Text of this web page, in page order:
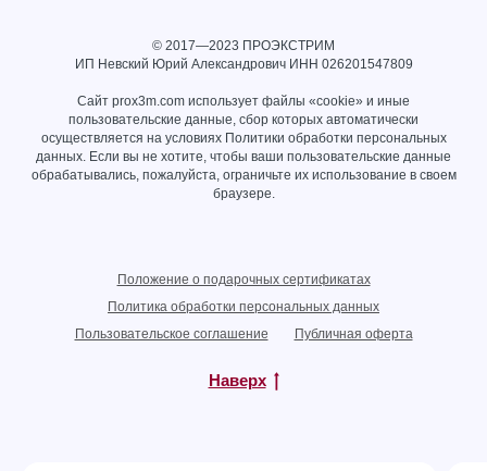
© 2017—2023 ПРОЭКСТРИМ
ИП Невский Юрий Александрович ИНН 026201547809
Сайт prox3m.com использует файлы «cookie» и иные
пользовательские данные, сбор которых автоматически
осуществляется на условиях Политики обработки персональных
данных. Если вы не хотите, чтобы ваши пользовательские данные
обрабатывались, пожалуйста, ограничьте их использование в своем
браузере.
Положение о подарочных сертификатах
Политика обработки персональных данных
Пользовательское соглашение
Публичная оферта
Наверх